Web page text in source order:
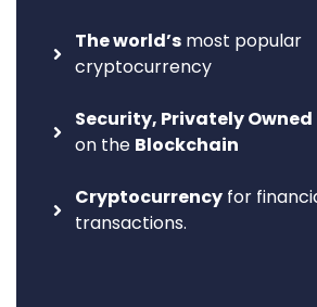
The world’s most popular
cryptocurrency
Security, Privately Owned
on the Blockchain
Cryptocurrency for
transactions.